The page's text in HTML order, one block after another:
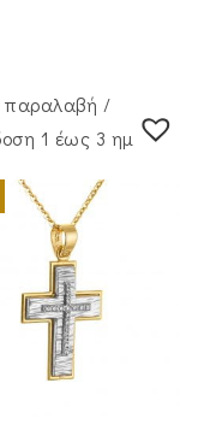
παραλαβή /
1 έως 3 ημέρες